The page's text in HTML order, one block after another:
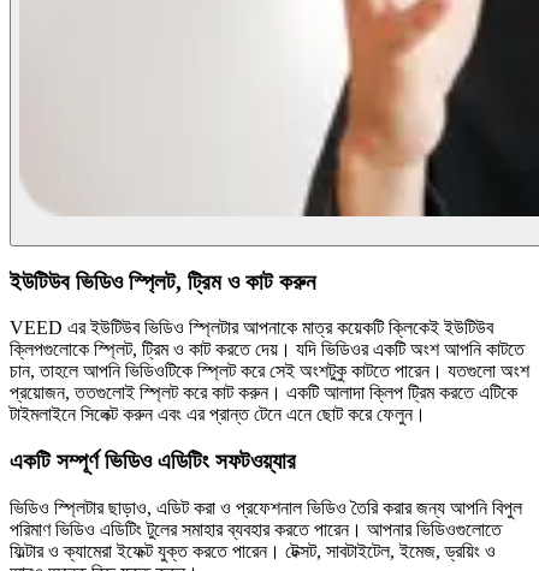
ইউটিউব ভিডিও স্প্লিট, ট্রিম ও কাট করুন
VEED এর ইউটিউব ভিডিও স্প্লিটার আপনাকে মাত্র কয়েকটি ক্লিকেই ইউটিউব
ক্লিপগুলোকে স্প্লিট, ট্রিম ও কাট করতে দেয়। যদি ভিডিওর একটি অংশ আপনি কাটতে
চান, তাহলে আপনি ভিডিওটিকে স্প্লিট করে সেই অংশটুকু কাটতে পারেন। যতগুলো অংশ
প্রয়োজন, ততগুলোই স্প্লিট করে কাট করুন। একটি আলাদা ক্লিপ ট্রিম করতে এটিকে
টাইমলাইনে সিলেক্ট করুন এবং এর প্রান্ত টেনে এনে ছোট করে ফেলুন।
একটি সম্পূর্ণ ভিডিও এডিটিং সফটওয়্যার
ভিডিও স্প্লিটার ছাড়াও, এডিট করা ও প্রফেশনাল ভিডিও তৈরি করার জন্য আপনি বিপুল
পরিমাণ ভিডিও এডিটিং টুলের সমাহার ব্যবহার করতে পারেন। আপনার ভিডিওগুলোতে
ফিল্টার ও ক্যামেরা ইফেক্ট যুক্ত করতে পারেন। টেক্সট, সাবটাইটেল, ইমেজ, ড্রয়িং ও